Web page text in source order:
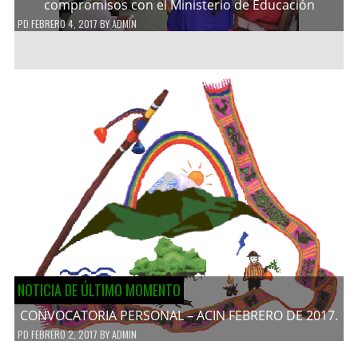
compromisos con el Ministerio de Educación
PD FEBRERO 4, 2017 BYADMIN
NOTICIA DE ÚLTIMO MOMENTO
CONVOCATORIA PERSONAL – ACIN FEBRERO DE 2017.
PD FEBRERO 2, 2017 BYADMIN